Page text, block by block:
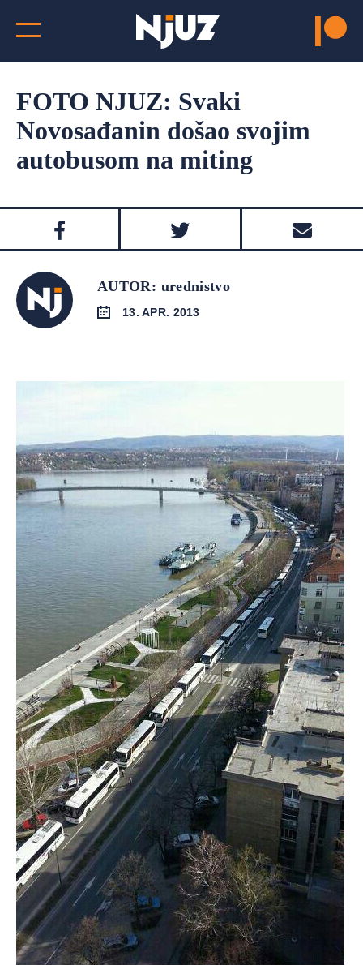
FOTO NJUZ: Svaki
Novosađanin došao svojim
autobusom na miting
AUTOR: urednistvo
13. APR. 2013